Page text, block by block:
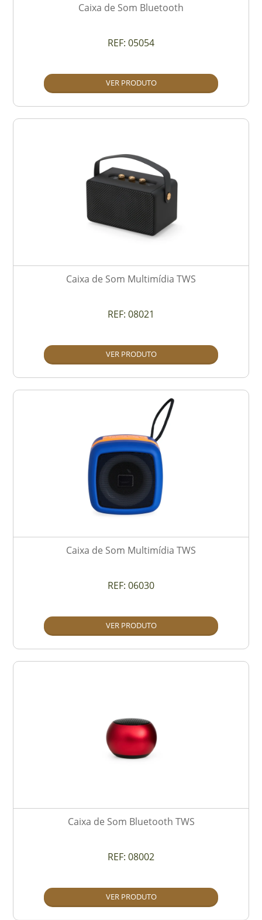
Caixa de Som Bluetooth
REF: 05054
VER PRODUTO
Caixa de Som Multimídia TWS
REF: 08021
VER PRODUTO
Caixa de Som Multimídia TWS
REF: 06030
VER PRODUTO
Caixa de Som Bluetooth TWS
REF: 08002
VER PRODUTO